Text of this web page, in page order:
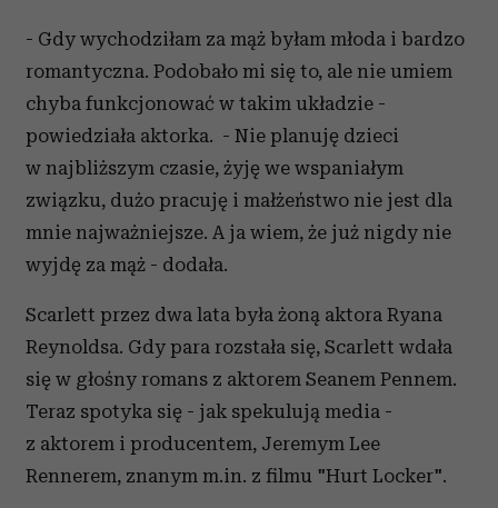
- Gdy wychodziłam za mąż byłam młoda i bardzo
romantyczna. Podobało mi się to, ale nie umiem
chyba funkcjonować w takim układzie -
powiedziała aktorka. - Nie planuję dzieci
w najbliższym czasie, żyję we wspaniałym
związku, dużo pracuję i małżeństwo nie jest dla
mnie najważniejsze. A ja wiem, że już nigdy nie
wyjdę za mąż - dodała.
Scarlett przez dwa lata była żoną aktora Ryana
Reynoldsa. Gdy para rozstała się, Scarlett wdała
się w głośny romans z aktorem Seanem Pennem.
Teraz spotyka się - jak spekulują media -
z aktorem i producentem, Jeremym Lee
Rennerem, znanym m.in. z filmu "Hurt Locker".